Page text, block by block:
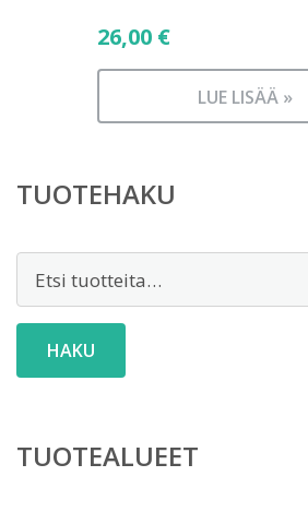
26,00 €
LUE LISÄÄ »
TUOTEHAKU
HAKU
TUOTEALUEET